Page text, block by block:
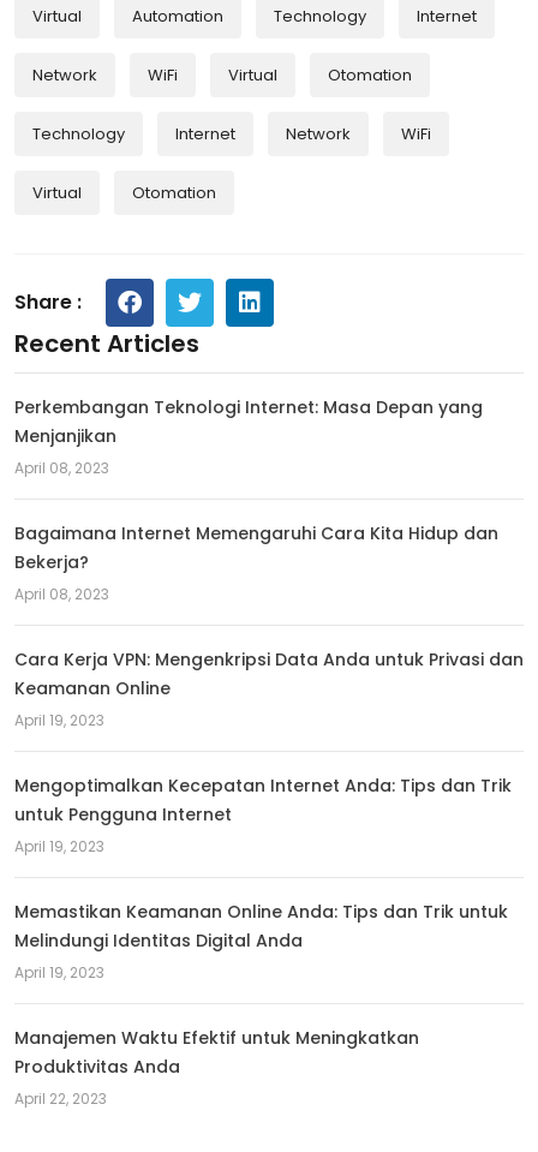
Virtual Automation Technology Internet
Network WiFi Virtual Otomation
Technology Internet Network WiFi
Virtual Otomation
Share :
Recent Articles
Perkembangan Teknologi Internet: Masa Depan yang
Menjanjikan
April 08, 2023
Bagaimana Internet Memengaruhi Cara Kita Hidup dan
Bekerja?
April 08, 2023
Cara Kerja VPN: Mengenkripsi Data Anda untuk Privasi dan
Keamanan Online
April 19, 2023
Mengoptimalkan Kecepatan Internet Anda: Tips dan Trik
untuk Pengguna Internet
April 19, 2023
Memastikan Keamanan Online Anda: Tips dan Trik untuk
Melindungi Identitas Digital Anda
April 19, 2023
Manajemen Waktu Efektif untuk Meningkatkan
Produktivitas Anda
April 22, 2023